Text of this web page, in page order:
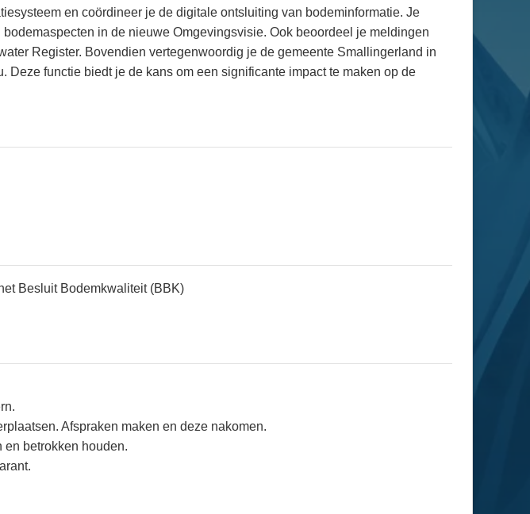
en coördineer je de digitale ontsluiting van bodeminformatie. Je
in de nieuwe Omgevingsvisie. Ook beoordeel je meldingen
Register. Bovendien vertegenwoordig je de gemeente Smallingerland in
functie biedt je de kans om een significante impact te maken op de
Besluit Bodemkwaliteit (BBK)
Afspraken maken en deze nakomen.
en betrokken houden.